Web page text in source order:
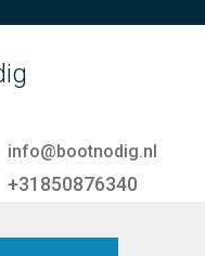
info@bootnodig.nl
+31850876340